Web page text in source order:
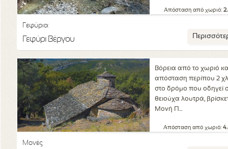
Απόσταση από χωριό:
Γεφύρια
Γεφύρι Βέργου
Βόρεια από το χωριό
απόσταση περίπου 2
στο δρόμο που οδηγεί
θειούχα λουτρά,
Μονή Π...
Απόσταση από χωριό:
Μονές